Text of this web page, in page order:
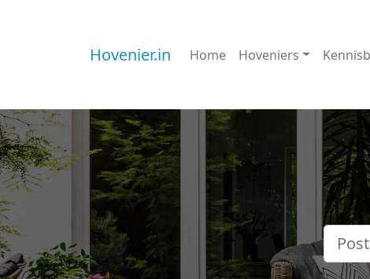
Hovenier.in Home Hoveniers